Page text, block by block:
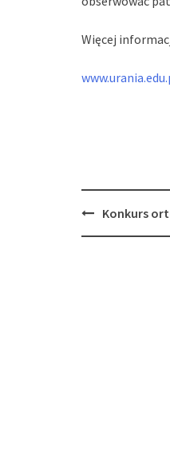
Więcej
PostKonkurs